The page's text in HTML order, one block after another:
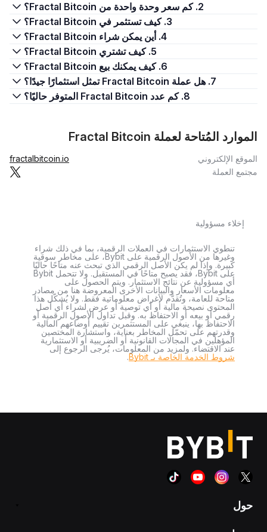
2. كم سعر وحدة واحدة من Fractal Bitcoin؟
3. كيف تستثمر في Fractal Bitcoin؟
4. أين يمكن شراء Fractal Bitcoin؟
5. كيف تشتري Fractal Bitcoin؟
6. كيف يمكنك بيع Fractal Bitcoin؟
7. هل عملة Fractal Bitcoin تمثل استثمارًا جيدًا؟
8. كم عدد Fractal Bitcoin المتوفر حاليًا؟
الموارد المُتاحة لعملة Fractal Bitcoin
الموقع الإلكتروني
fractalbitcoin.io
مجتمع العملة
إخلاء مسؤولية
تنطوي الاستثمارات في العملات الرقمية، بما في ذلك شراء
وغيرها من الأصول الرقمية على Bybit، على مخاطر سوقية
كبيرة. وإذا لم يكن الأصل الرقمي الذي تبحث عنه متاحًا حاليًا
على Bybit، فقد يصبح متاحًا في المستقبل. ولا تتحمل Bybit
أي مسؤولية عن نتائج الاستثمار. ويتم الحصول على
معلومات الأسعار والبيانات الأخرى المعروضة هنا من مصادر
متاحة للعامة، وتُقدَّم لأغراض معلوماتية فقط. ولا يُشكّل هذا
المحتوى نصيحة مالية أو أي توصية أو عرض لشراء أي أصل
رقمي أو بيعه أو الاحتفاظ به. وقبل تداول الأصول الرقمية أو
الاحتفاظ بها، ينبغي على المستثمرين تقييم أوضاعهم المالية
وقدرتهم على تحمّل المخاطر بعناية، واستشارة المختصين
المؤهلين في المجالات القانونية أو الضريبية أو الاستثمارية
عند الاقتضاء. ولمزيد من المعلومات، يُرجى الرجوع إلى
شروط الخدمة الخاصة بـ Bybit
.
حول